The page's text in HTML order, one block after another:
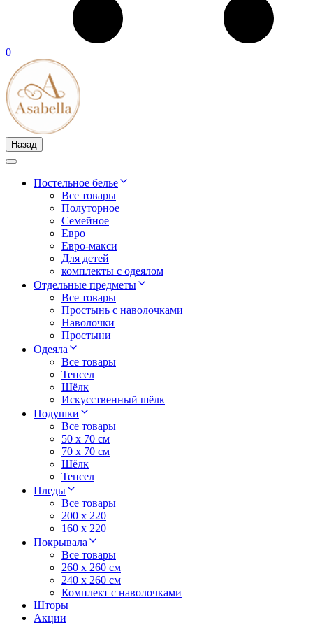
0
Назад
Постельное белье
Все товары
Полуторное
Семейное
Евро
Евро-макси
Для детей
комплекты с одеялом
Отдельные предметы
Все товары
Простынь с наволочками
Наволочки
Простыни
Одеяла
Все товары
Тенсел
Шёлк
Искусственный шёлк
Подушки
Все товары
50 x 70 см
70 x 70 см
Шёлк
Тенсел
Пледы
Все товары
200 х 220
160 х 220
Покрывала
Все товары
260 x 260 см
240 х 260 см
Комплект с наволочками
Шторы
Акции